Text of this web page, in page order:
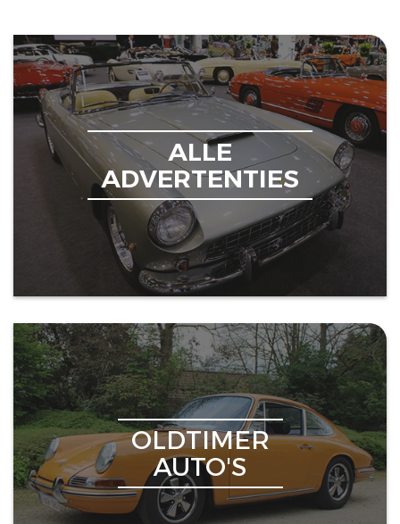
ALLE
ADVERTENTIES
OLDTIMER
AUTO'S